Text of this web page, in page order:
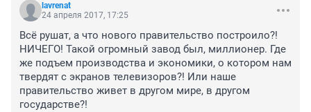
lavrenat
24 апреля 2017, 17:25
Всё рушат, а что нового правительство построило?!
НИЧЕГО! Такой огромный завод был, миллионер. Где
же подъем производства и экономики, о котором нам
твердят с экранов телевизоров?! Или наше
правительство живет в другом мире, в другом
государстве?!